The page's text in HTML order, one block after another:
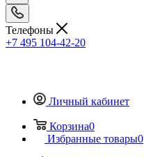
Телефоны
+7 495 104-42-20
Личный кабинет
Корзина0
Избранные товары0